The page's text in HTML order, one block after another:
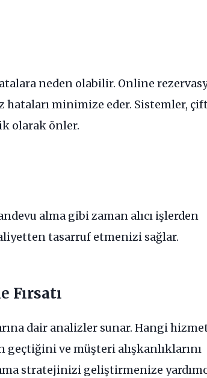
neden olabilir. Online
hataları minimize eder. Sistemler, çift
olarak önler.
alma gibi zaman alıcı işlerden
tasarruf etmenizi sağlar.
Fırsatı
dair analizler sunar. Hangi
ve müşteri alışkanlıklarını
stratejinizi geliştirmenize